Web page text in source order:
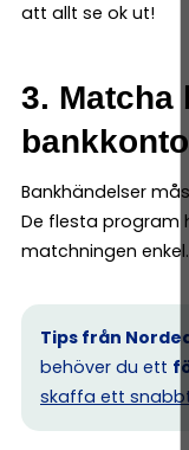
att allt se ok ut!
3. Matcha
Bankhändelser
De flesta program
matchningen enkel.
Tips från
behöver du ett
skaffa ett